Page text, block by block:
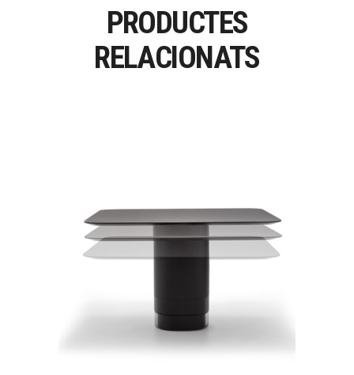
PRODUCTES
RELACIONATS
SOLID